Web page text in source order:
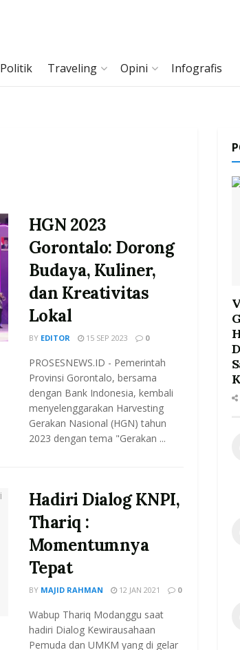
Politik Traveling Opini Infografis
HGN 2023
Gorontalo: Dorong
Budaya, Kuliner,
dan Kreativitas
Lokal
BY EDITOR 15 SEP 2023 0
PROSESNEWS.ID - Pemerintah
Provinsi Gorontalo, bersama
dengan Bank Indonesia, kembali
menyelenggarakan Harvesting
Gerakan Nasional (HGN) tahun
2023 dengan tema "Gerakan ...
Hadiri Dialog KNPI,
Thariq :
Momentumnya
Tepat
BY MAJID RAHMAN 12 JAN 2021 0
Wabup Thariq Modanggu saat
hadiri Dialog Kewirausahaan
Pemuda dan UMKM yang di gelar